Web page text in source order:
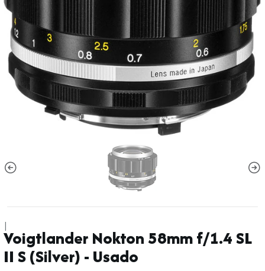
|
Voigtlander Nokton 58mm f/1.4 SL
II S (Silver) - Usado